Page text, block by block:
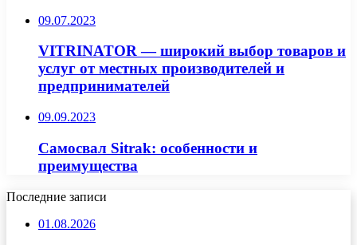
09.07.2023
VITRINATOR — широкий выбор товаров и
услуг от местных производителей и
предпринимателей
09.09.2023
Самосвал Sitrak: особенности и
преимущества
Последние записи
01.08.2026